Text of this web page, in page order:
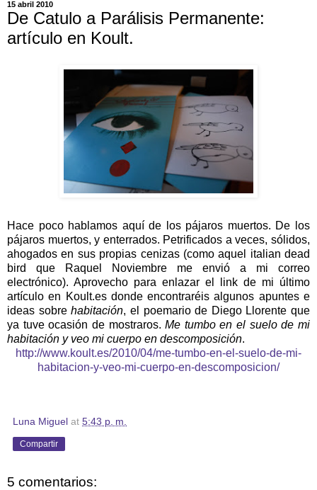
15 abril 2010
De Catulo a Parálisis Permanente:
artículo en Koult.
Hace poco hablamos aquí de los pájaros muertos. De los
pájaros muertos, y enterrados. Petrificados a veces, sólidos,
ahogados en sus propias cenizas (como aquel italian dead
bird que Raquel Noviembre me envió a mi correo
electrónico). Aprovecho para enlazar el link de mi último
artículo en Koult.es donde encontraréis algunos apuntes e
ideas sobrehabitación, el poemario de Diego Llorente que
ya tuve ocasión de mostraros. Me tumbo en el suelo de mi
habitación y veo mi cuerpo en descomposición.
http://www.koult.es/2010/04/me-tumbo-en-el-suelo-de-mi-
habitacion-y-veo-mi-cuerpo-en-descomposicion/
Luna Miguel at 5:43 p. m.
Compartir
5 comentarios: